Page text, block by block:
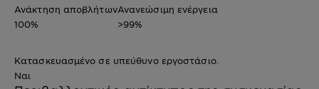
Ανάκτηση αποβλήτων
100%
Ανανεώσιμη ενέργεια
>99%
Κατασκευασμένο σε υπεύθυνο εργοστάσιο.
Ναι